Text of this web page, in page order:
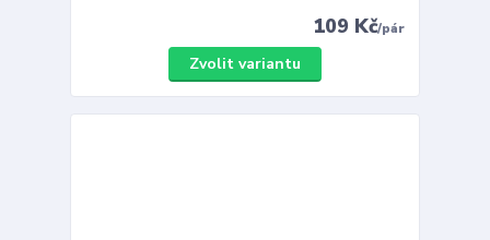
109 Kč/pár
Zvolit variantu